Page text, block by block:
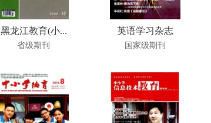
黑龙江教育(小...
省级期刊
英语学习杂志
国家级期刊